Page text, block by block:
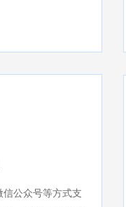
信公众号等方式支